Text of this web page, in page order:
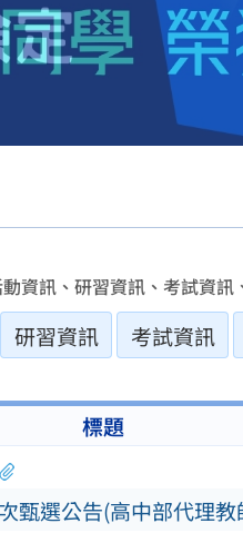
資訊、研習資訊、考試資
研習資訊 考試資訊
標題
甄選公告(高中部代理教